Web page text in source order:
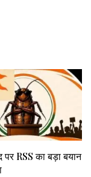
पर RSS का बड़ा बयान